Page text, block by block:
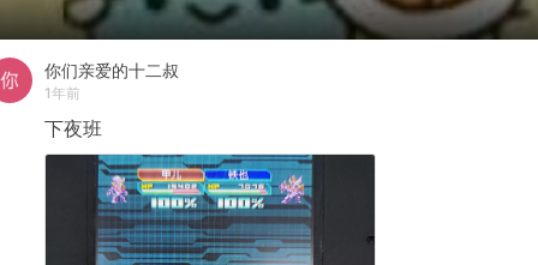
你们亲爱的十二叔
1年前
下夜班